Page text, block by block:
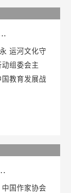
运河文化守
组委会主
教育发展战
国作家协会